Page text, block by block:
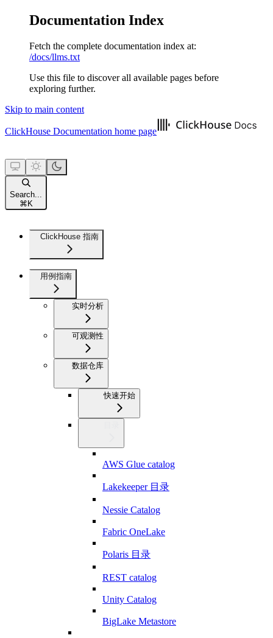
Documentation Index
Fetch the complete documentation index at:
/docs/llms.txt
Use this file to discover all available pages before
exploring further.
Skip to main content
ClickHouse Documentation home page
Search...
⌘ K
ClickHouse 指南
用例指南
实时分析
可观测性
数据仓库
快速开始
AWS Glue catalog
Lakekeeper 目录
Nessie Catalog
Fabric OneLake
Polaris 目录
REST catalog
Unity Catalog
BigLake Metastore